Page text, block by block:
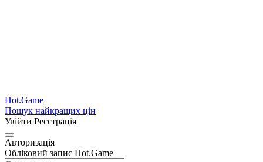
Hot.Game
Пошук найкращих цін
Увійти Реєстрація
Авторизація
Обліковий запис Hot.Game